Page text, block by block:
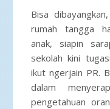
Bisa
rumah tangga
anak, siapin
sekolah kini
ikut ngerjain PR.
dalam
pengetahuan